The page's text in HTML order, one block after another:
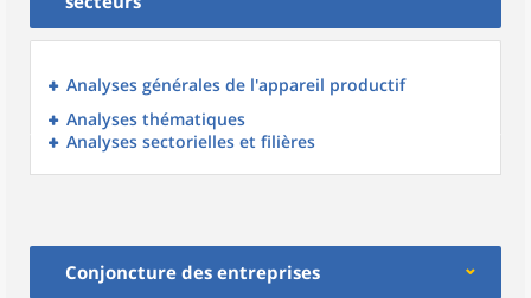
Analyses générales de l'appareil productif
Analyses thématiques
Analyses sectorielles et filières
Conjoncture des entreprises